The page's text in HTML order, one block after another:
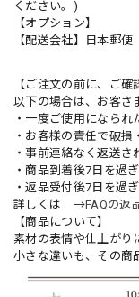
ください。)
【オプション】
【配送会社】日本郵便
【ご注文の前に、ご確
以下の場合は、お客さ
・一度ご使用になら
・お客様の責任で破
・事前連絡なく返送さ
・商品到着後7日を過
・返品受付後7日を過
詳しくは →FAQの返
【商品について】
素材の表情や仕上がり
小さな違いも、その商